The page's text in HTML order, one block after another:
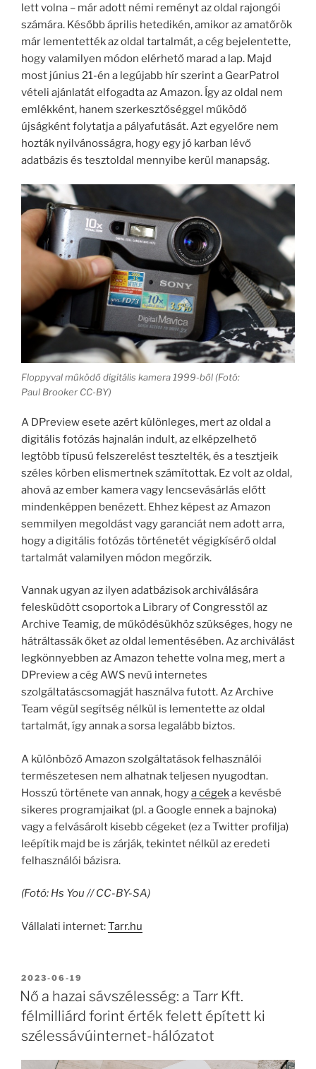
lett volna – már adott némi reményt az oldal rajongói
számára. Később április hetedikén, amikor az amatőrök
már lementették az oldal tartalmát, a cég bejelentette,
hogy valamilyen módon elérhető marad a lap. Majd
most június 21-én a legújabb hír szerint a GearPatrol
vételi ajánlatát elfogadta az Amazon. Így az oldal nem
emlékként, hanem szerkesztőséggel működő
újságként folytatja a pályafutását. Azt egyelőre nem
hozták nyilvánosságra, hogy egy jó karban lévő
adatbázis és tesztoldal mennyibe kerül manapság.
Floppyval működő digitális kamera 1999-ből (Fotó:
Paul Brooker CC-BY)
A DPreview esete azért különleges, mert az oldal a
digitális fotózás hajnalán indult, az elképzelhető
legtöbb típusú felszerelést tesztelték, és a tesztjeik
széles körben elismertnek számítottak. Ez volt az oldal,
ahová az ember kamera vagy lencsevásárlás előtt
mindenképpen benézett. Ehhez képest az Amazon
semmilyen megoldást vagy garanciát nem adott arra,
hogy a digitális fotózás történetét végigkísérő oldal
tartalmát valamilyen módon megőrzik.
Vannak ugyan az ilyen adatbázisok archiválására
felesküdött csoportok a Library of Congresstől az
Archive Teamig, de működésükhöz szükséges, hogy ne
hátráltassák őket az oldal lementésében. Az archiválást
legkönnyebben az Amazon tehette volna meg, mert a
DPreview a cég AWS nevű internetes
szolgáltatáscsomagját használva futott. Az Archive
Team végül segítség nélkül is lementette az oldal
tartalmát, így annak a sorsa legalább biztos.
A különböző Amazon szolgáltatások felhasználói
természetesen nem alhatnak teljesen nyugodtan.
Hosszú története van annak, hogya cégeka kevésbé
sikeres programjaikat (pl. a Google ennek a bajnoka)
vagy a felvásárolt kisebb cégeket (ez a Twitter profilja)
leépítik majd be is zárják, tekintet nélkül az eredeti
felhasználói bázisra.
(Fotó: Hs You // CC-BY-SA)
Vállalati internet:Tarr.hu
BEKÜLDVE:
2023-06-19
Nő a hazai sávszélesség: a Tarr Kft.
félmilliárd forint érték felett épített ki
szélessávúinternet-hálózatot